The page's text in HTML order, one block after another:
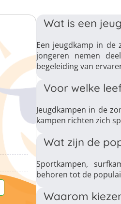
Wat is een
Een jeugdkamp in de
jongeren nemen
begeleiding van
Voor welke
Jeugdkampen in de
kampen richten zich
Wat zijn de
Sportkampen,
behoren tot de
Waarom